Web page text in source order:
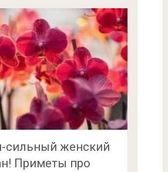
сильный женский
Приметы про